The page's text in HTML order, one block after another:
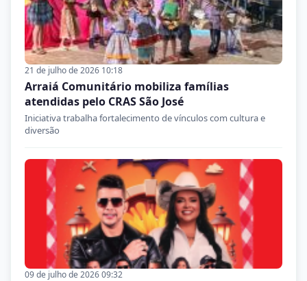
21 de julho de 2026 10:18
Arraiá Comunitário mobiliza famílias
atendidas pelo CRAS São José
Iniciativa trabalha fortalecimento de vínculos com cultura e
diversão
09 de julho de 2026 09:32